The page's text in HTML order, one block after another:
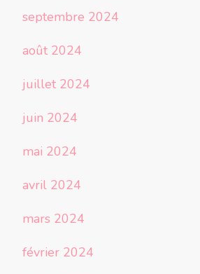
septembre 2024
août 2024
juillet 2024
juin 2024
mai 2024
avril 2024
mars 2024
février 2024